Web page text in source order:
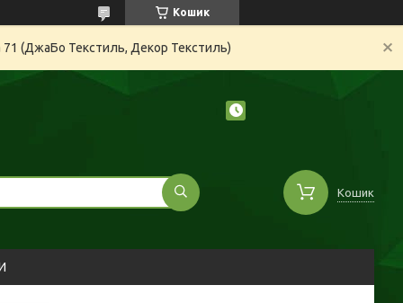
Кошик
71 (ДжаБо Текстиль, Декор Текстиль)
Кошик